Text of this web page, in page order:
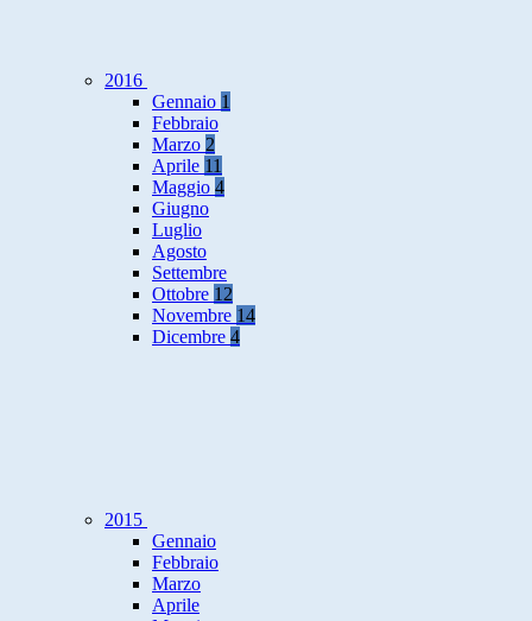
2016
Gennaio 1
Febbraio
Marzo 2
Aprile 11
Maggio 4
Giugno
Luglio
Agosto
Settembre
Ottobre 12
Novembre 14
Dicembre 4
2015
Gennaio
Febbraio
Marzo
Aprile